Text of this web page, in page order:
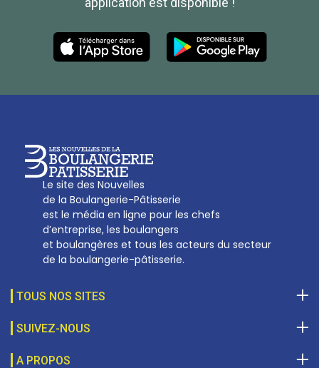
Le site des Nouvelles
de la Boulangerie-Pâtisserie
est le média en ligne pour les chefs
d’entreprise, les boulangers
et boulangères et tous les acteurs du secteur
de la boulangerie-pâtisserie.
TOUS NOS SITES
SUIVEZ-NOUS
A PROPOS
Les Nouvelles de la Boulangerie-Pâtisserie Française
27, av d’Eylau - 75782 Paris Cédex 16
01 53 70 16 25